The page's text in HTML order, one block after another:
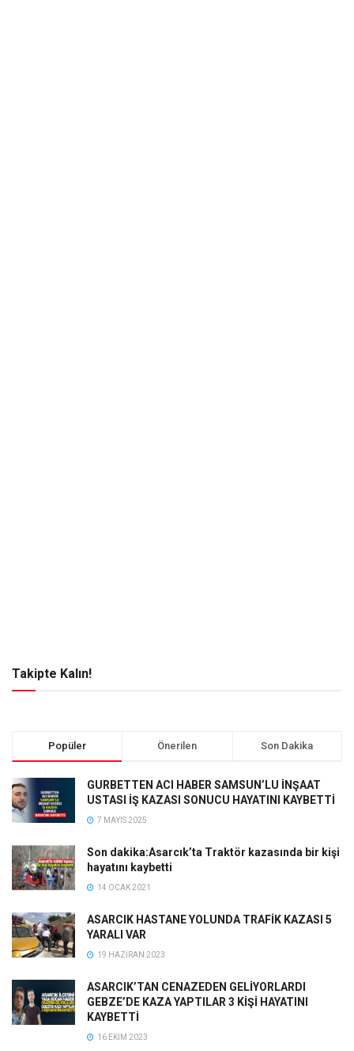
Takipte Kalın!
Popüler Önerilen Son Dakika
GURBETTEN ACI HABER SAMSUN’LU İNŞAAT
USTASI İŞ KAZASI SONUCU HAYATINI KAYBETTİ
7 MAYIS 2025
Son dakika:Asarcık’ta Traktör kazasında bir kişi
hayatını kaybetti
14 OCAK 2021
ASARCIK HASTANE YOLUNDA TRAFİK KAZASI 5
YARALI VAR
19 HAZIRAN 2023
ASARCIK’TAN CENAZEDEN GELİYORLARDI
GEBZE’DE KAZA YAPTILAR 3 KİŞİ HAYATINI
KAYBETTİ
16 EKIM 2023